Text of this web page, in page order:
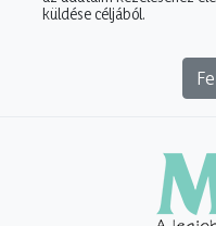
küldése céljából.